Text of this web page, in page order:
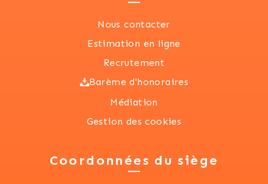
Nous contacter
Estimation en ligne
Recrutement
Barème d'honoraires
Médiation
Gestion des cookies
Coordonnées du siège